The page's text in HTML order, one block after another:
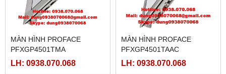
MÀN HÌNH PROFACE
PFXGP4501TMA
LH: 0938.070.068
MÀN HÌNH PROFACE
PFXGP4501TAAC
LH: 0938.070.068